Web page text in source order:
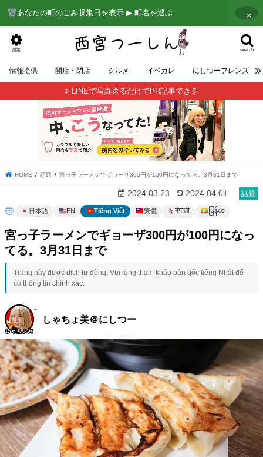
search
設定
情報提供 開店・閉店 グルメ イベカレ にしつーフレンズ
LINEで写真送るだけでPR記事できる
HOME 話題 宮っ子ラーメンでギョーザ300円が100円になってる。3月31日まで
話題
2024.03.23 2024.04.01
日本語 EN Tiếng Việt 繁體 नेपाली မြန်မာ
宮っ子ラーメンでギョーザ300円が100円になっ
てる。3月31日まで
Trang này được dịch tự động. Vui lòng tham khảo bản gốc tiếng Nhật để
có thông tin chính xác.
しゃちょ美＠にしつー
あなたの町のごみ収集日を表示 ▶ 町名を選ぶ ×